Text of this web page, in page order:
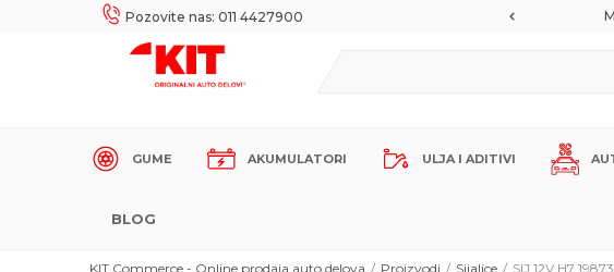
Pozovite nas: 011 4427900
SIGURNO PLAĆANJE PLATNIM KARTICAMA!
GUME AKUMULATORI ULJA I ADITIVI
BLOG
KIT Commerce - Online prodaja auto delova Proizvodi Sijalice SIJ 12V H7